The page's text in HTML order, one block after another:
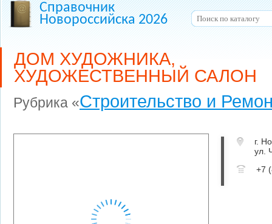
Справочник
Новороссийска 2026
ДОМ ХУДОЖНИКА,
ХУДОЖЕСТВЕННЫЙ САЛОН
Рубрика «Строительство и
г.
ул.
+7